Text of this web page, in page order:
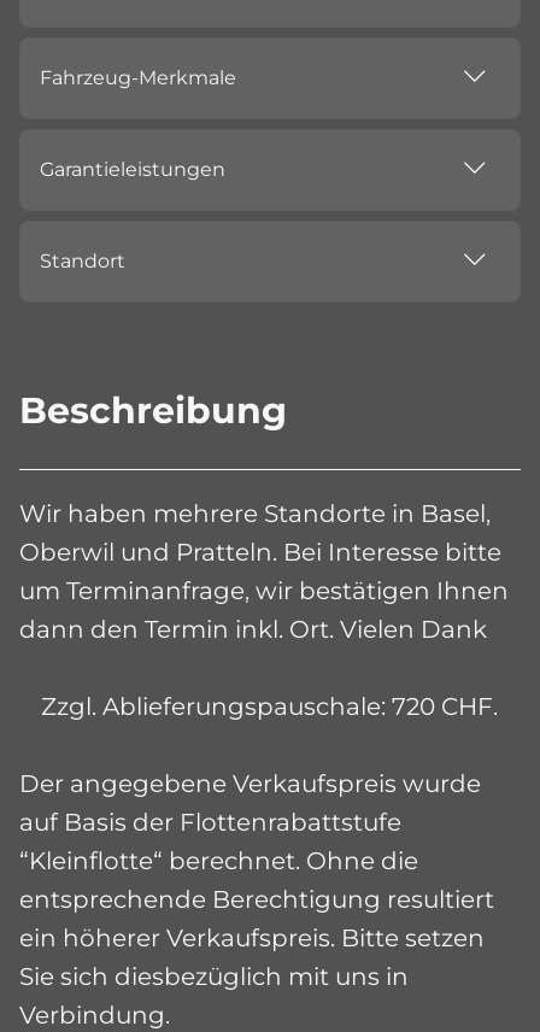
Fahrzeug-Merkmale
Garantieleistungen
Standort
Beschreibung
Wir haben mehrere Standorte in Basel,
Oberwil und Pratteln. Bei Interesse bitte
um Terminanfrage, wir bestätigen Ihnen
dann den Termin inkl. Ort. Vielen Dank
Zzgl. Ablieferungspauschale: 720 CHF.
Der angegebene Verkaufspreis wurde
auf Basis der Flottenrabattstufe
“Kleinflotte“ berechnet. Ohne die
entsprechende Berechtigung resultiert
ein höherer Verkaufspreis. Bitte setzen
Sie sich diesbezüglich mit uns in
Verbindung.